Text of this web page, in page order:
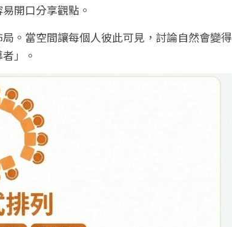
開口分享觀點。
。當空間讓每個人彼此可見，討論自然會變得
」。